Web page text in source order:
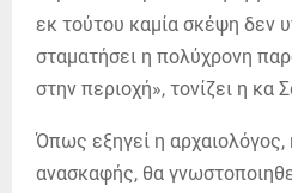
εκ τούτου καμία σκέψη δεν
σταματήσει η πολύχρονη
στην περιοχή», τονίζει η
Όπως εξηγεί η αρχαιολόγος,
ανασκαφής, θα